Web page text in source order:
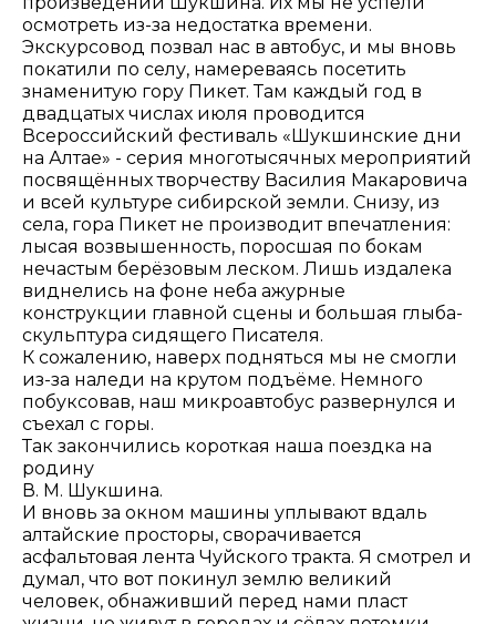
осмотреть из-за недостатка времени.
Экскурсовод позвал нас в автобус, и мы вновь
покатили по селу, намереваясь посетить
знаменитую гору Пикет. Там каждый год в
двадцатых числах июля проводится
Всероссийский фестиваль «Шукшинские дни
на Алтае» - серия многотысячных мероприятий
посвящённых творчеству Василия Макаровича
и всей культуре сибирской земли. Снизу, из
села, гора Пикет не производит впечатления:
лысая возвышенность, поросшая по бокам
нечастым берёзовым леском. Лишь издалека
виднелись на фоне неба ажурные
конструкции главной сцены и большая глыба-
скульптура сидящего Писателя.
К сожалению, наверх подняться мы не смогли
из-за наледи на крутом подъёме. Немного
побуксовав, наш микроавтобус развернулся и
съехал с горы.
Так закончились короткая наша поездка на
родину
В. М. Шукшина.
И вновь за окном машины уплывают вдаль
алтайские просторы, сворачивается
асфальтовая лента Чуйского тракта. Я смотрел и
думал, что вот покинул землю великий
человек, обнаживший перед нами пласт